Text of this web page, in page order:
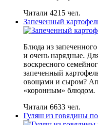
Читали 4215 чел.
Запеченный
Блюда из
и очень нарядные.
воскресного
запеченный
овощами и сыром?
«коронным» блюдом.
Читали 6633 чел.
Гуляш из говядины